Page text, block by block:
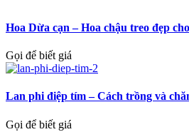
Hoa Dừa cạn – Hoa chậu treo đẹp
Gọi để biết giá
Lan phi điệp tím – Cách trồng và
Gọi để biết giá